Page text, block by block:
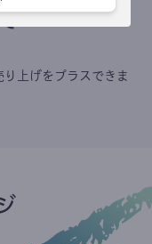
上げをプラスできま